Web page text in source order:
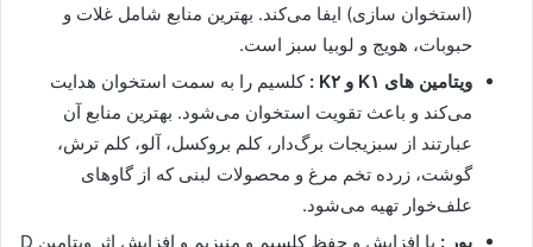
(استخوان سازی) ایفا می‌کند. بهترین منابع شامل غلات و
حبوبات، هویج و لوبیا سبز است.
ویتامین های K۱ و K۲ :
کلسیم را به سمت استخوان هدایت
می‌کند و باعث تقویت استخوان می‌شود. بهترین منابع آن
عبارتند از سبزیجات برگ‌دار، کلم بروکسل، آلو، کلم ترش،
گوشت، زرده تخم مرغ و محصولات لبنی که از گاوهای
علف‌خوار تهیه می‌شود.
بور :
با افزایش و حفظ کلسیم و منیزیم و افزایش اثر ویتامین D